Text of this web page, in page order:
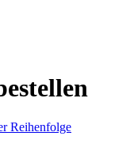
Reihenfolge